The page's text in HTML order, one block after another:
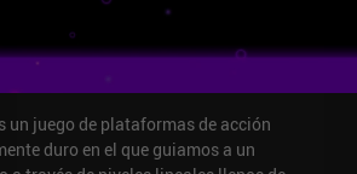
un juego de plataformas de acción
duro en el que guiamos a un